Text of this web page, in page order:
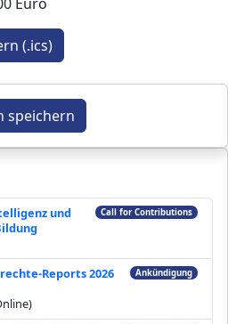
(.ics)
und
Call for Contributions
Reports 2026
Ankündigung
speichern